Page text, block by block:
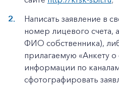
Написать заявление в
номер лицевого счета,
ФИО собственника),
прилагаемую «Анкету о
информации по каналам
сфотографировать